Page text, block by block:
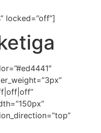
locked=”off”]